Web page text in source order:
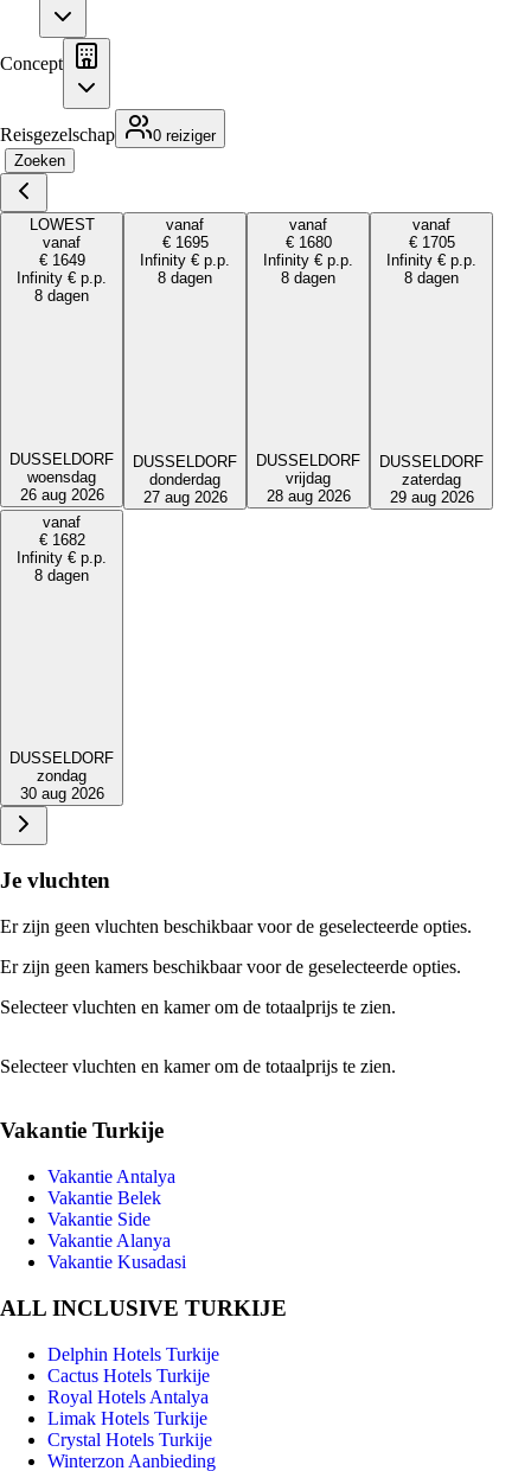
Concept
Reisgezelschap
0 reiziger
Zoeken
LOWEST
vanaf
€ 1649
Infinity € p.p.
8 dagen
DUSSELDORF
woensdag
26 aug 2026
vanaf
€ 1695
Infinity € p.p.
8 dagen
DUSSELDORF
donderdag
27 aug 2026
vanaf
€ 1680
Infinity € p.p.
8 dagen
DUSSELDORF
vrijdag
28 aug 2026
vanaf
€ 1705
Infinity € p.p.
8 dagen
DUSSELDORF
zaterdag
29 aug 2026
vanaf
€ 1682
Infinity € p.p.
8 dagen
DUSSELDORF
zondag
30 aug 2026
Je vluchten
Er zijn geen vluchten beschikbaar voor de geselecteerde opties.
Er zijn geen kamers beschikbaar voor de geselecteerde opties.
Selecteer vluchten en kamer om de totaalprijs te zien.
Selecteer vluchten en kamer om de totaalprijs te zien.
Vakantie Turkije
Vakantie Antalya
Vakantie Belek
Vakantie Side
Vakantie Alanya
Vakantie Kusadasi
ALL INCLUSIVE TURKIJE
Delphin Hotels Turkije
Cactus Hotels Turkije
Royal Hotels Antalya
Limak Hotels Turkije
Crystal Hotels Turkije
Winterzon Aanbieding